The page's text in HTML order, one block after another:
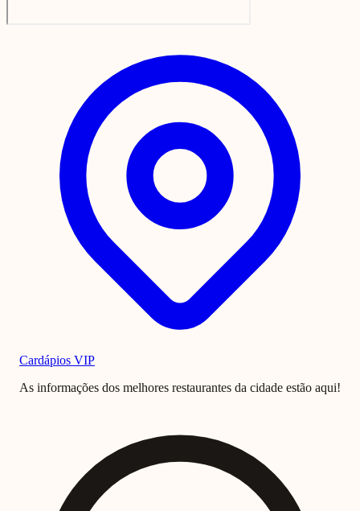
Cardápios VIP
As informações dos melhores restaurantes da cidade estão aqui!